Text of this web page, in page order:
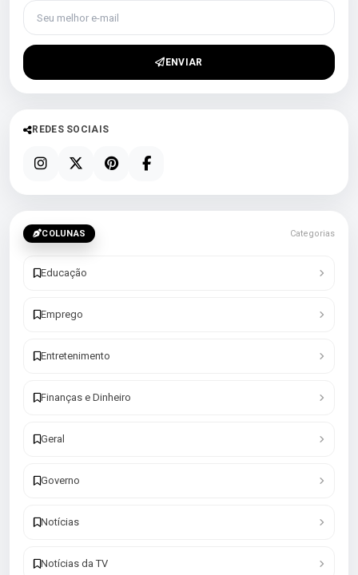
Seu melhor e-mail
ENVIAR
REDES SOCIAIS
COLUNAS Categorias
Educação
Emprego
Entretenimento
Finanças e Dinheiro
Geral
Governo
Notícias
Notícias da TV